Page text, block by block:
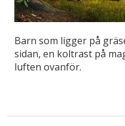
Barn som ligger på
sidan, en koltrast på
luften ovanför.